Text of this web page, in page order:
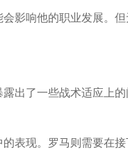
影响他的职业发展。
出了一些战术适应上
表现。罗马则需要在